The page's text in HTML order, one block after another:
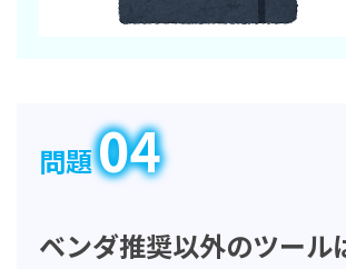
問題04
ベンダ推奨以外のツール